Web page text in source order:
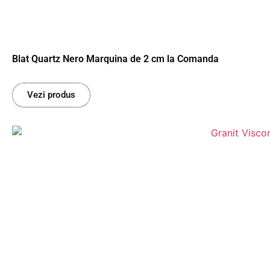
Blat Quartz Nero Marquina de 2 cm la Comanda
Vezi produs